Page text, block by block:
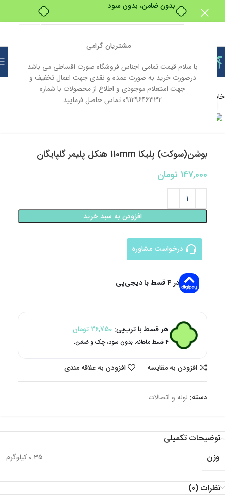
مشتریان گرامی
با سلام قیمت تمامی اجناس فروشگاه صورت اقساطی می باشد
درصورت خرید به صورت عمده و نقدی جهت اعمال تخفیف و
جهت استعلام موجودی و اطلاع از محصولات با شماره
09129646332 تماس حاصل فرمایید
بدون ضامن، بدون سود
خانه لوله و اتصالات
بزرگنمایی تصویر
بوشن(سوکت) پلیکا 110mm هنکل پلیمر گلپایگان
147,000 تومان
افزودن به سبد خرید
درخواست مشاوره
در ۴ قسط با دیجی‌پی
هر قسط با ترب‌پی: 36,750 تومان
۴ قسط ماهانه. بدون سود، چک و ضامن.
افزودن به مقایسه افزودن به علاقه مندی
دسته: لوله و اتصالات
توضیحات تکمیلی
وزن
0.35 کیلوگرم
نظرات (0)